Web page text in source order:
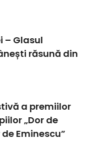
– Glasul
răsună din
a premiilor
„Dor de
Eminescu”